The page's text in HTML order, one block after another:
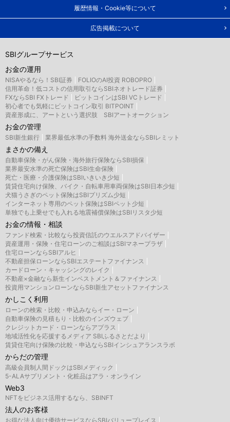
履歴情報・Cookie等について
広告掲載について
SBIグループサービス
お金の運用
NISAやるなら！SBI証券
FOLIOのAI投資 ROBOPRO
信用革命！低コストの信用取引ならSBIネオトレード証券
FXならSBI FXトレード
ビットコインはSBI VCトレード
初心者でも気軽にビットコイン取引 BITPOINT
資産形成に、アートという選択肢 SBIアートオークション
お金の管理
SBI新生銀行 業界最低水準の手数料 海外送金ならSBIレミット
まさかの備え
自動車保険・がん保険・海外旅行保険ならSBI損保
業界最安水準の死亡保険はSBI生命保険
死亡・医療・介護保険はSBIいきいき少短
賃貸住宅向け保険、バイク・自転車用車両保険はSBI日本少短
犬猫うさぎのペット保険はSBIプリズム少短
インターネット専用のペット保険はSBIペット少短
単独でも上乗せでも入れる地震補償保険はSBIリスタ少短
お金の情報・相談
ファンド検索・比較なら投資信託のウエルスアドバイザー
資産運用・保険・住宅ローンのご相談はSBIマネープラザ
住宅ローンならSBIアルヒ
不動産担保ローンならSBIエステートファイナンス
カードローン・キャッシングのレイク
不動産×金融なら新生インベストメント＆ファイナンス
投資用マンションローンならSBI新生アセットファイナンス
かしこく利用
ローンの検索・比較・申込みならイー・ローン
自動車保険の見積もり・比較のインズウェブ
クレジットカード・ローンならアプラス
地域活性化を応援するメディア SBIふるさとだより
賃貸住宅向け保険の比較・申込ならSBIインシュアランスラボ
からだの管理
高級会員制人間ドックはSBIメディック
5-ALAサプリメント・化粧品はアラ・オンライン
Web3
NFTをビジネス活用するなら、SBINFT
法人のお客様
お得な法人向け優待サービスならSBIバリュープレイス